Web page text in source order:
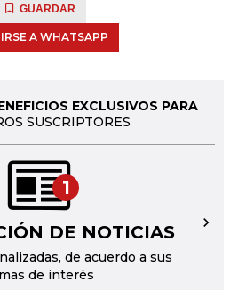
GUARDAR
A WHATSAPP
EXCLUSIVOS PARA
SUSCRIPTORES
1
DE NOTICIAS
de acuerdo a sus
de interés
→